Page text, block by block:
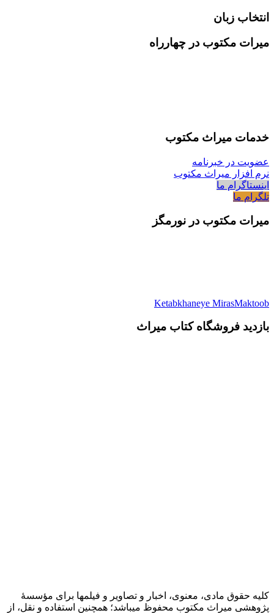
انتخاب زبان
میرات مکتوب در چهارراه
خدمات میراث مکتوب
عضویت در خبرنامه
نرم افزار میراث مکتوب
اینستاگرام ما
تلگرام ما
میرات مکتوب در نورمگز
Ketabkhaneye MirasMaktoob
بازدید فروشگاه کتاب میراث
کلیه حقوق مادی، معنوی، اخبار و تصاویر و فیلمها برای مؤسسۀ
پژوهشی میراث مکتوب محفوظ میباشد؛ همچنین استفاده و نقل، از